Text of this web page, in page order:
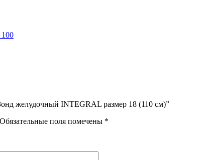
100
желудочный INTEGRAL размер 18 (110 см)”
Обязательные поля помечены *